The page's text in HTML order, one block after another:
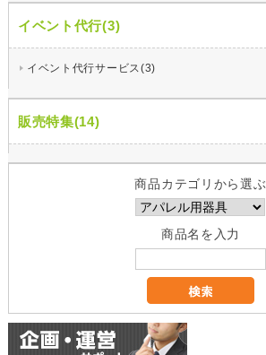
イベント代行(3)
イベント代行サービス(3)
販売特集(14)
商品カテゴリから選ぶ
商品名を入力